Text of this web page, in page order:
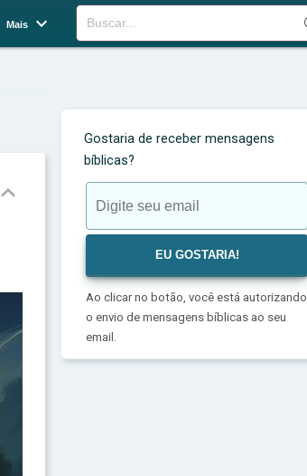
Mais 

Gostaria de receber mensagens
bíblicas?
Ao clicar no botão, você está autorizando
o envio de mensagens bíblicas ao seu
email.